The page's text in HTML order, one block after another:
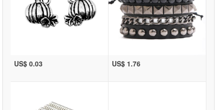
US$ 0.03 US$ 1.76